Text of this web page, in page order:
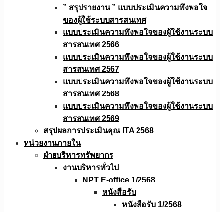
” สรุปรายงาน ” แบบประเมินความพึงพอใจ
ของผู้ใช้ระบบสารสนเทศ
แบบประเมินความพึงพอใจของผู้ใช้งานระบบ
สารสนเทศ 2566
แบบประเมินความพึงพอใจของผู้ใช้งานระบบ
สารสนเทศ 2567
แบบประเมินความพึงพอใจของผู้ใช้งานระบบ
สารสนเทศ 2568
แบบประเมินความพึงพอใจของผู้ใช้งานระบบ
สารสนเทศ 2569
สรุปผลการประเมินคุณ ITA 2568
หน่วยงานภายใน
ฝ่ายบริหารทรัพยากร
งานบริหารทั่วไป
NPT E-office 1/2568
หนังสือรับ
หนังสือรับ 1/2568